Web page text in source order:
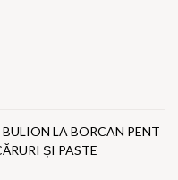
LA BORCAN PENT
ȘI PASTE